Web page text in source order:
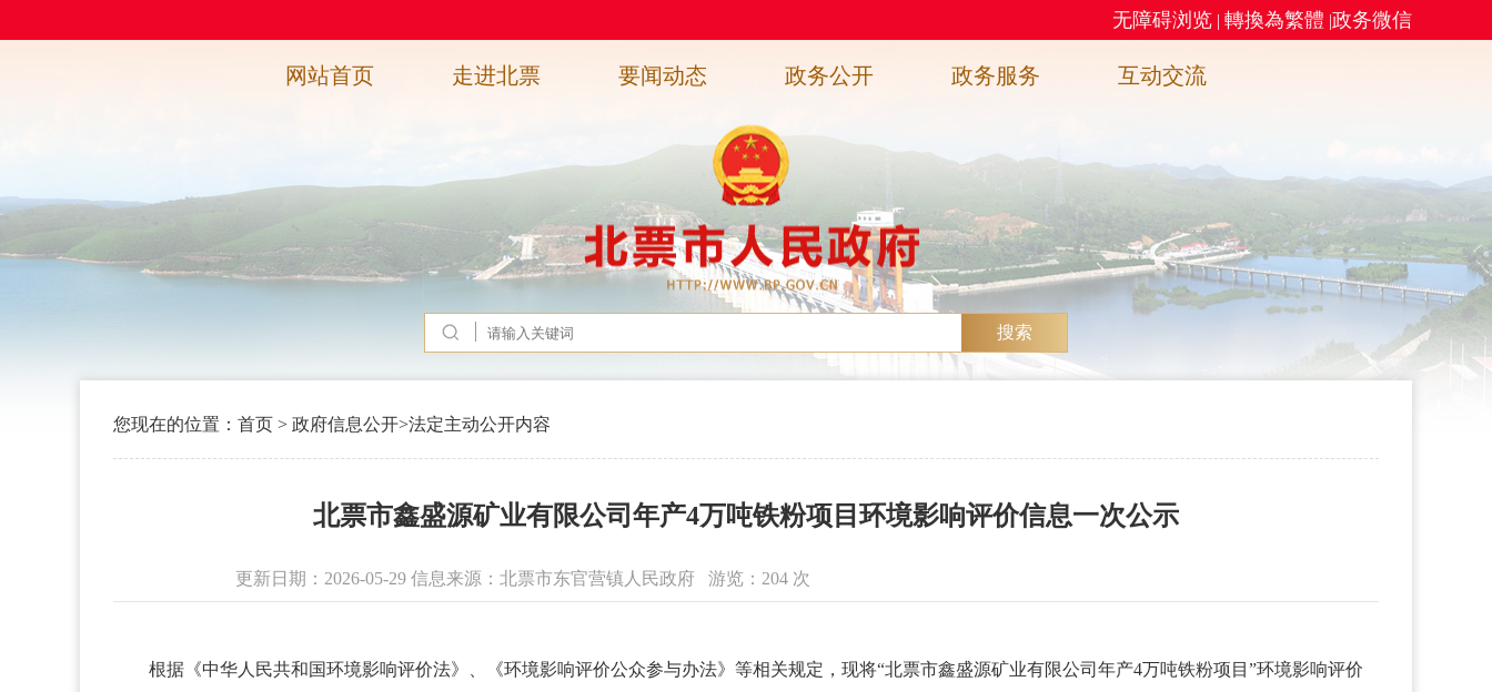
无障碍浏览 | 轉換為繁體 |政务微信
网站首页 走进北票 要闻动态 政务公开 政务服务 互动交流
搜索
您现在的位置： 首页 > 政府信息公开>法定主动公开内容
北票市鑫盛源矿业有限公司年产4万吨铁粉项目环境影响评价信息一次公示
更新日期：2026-05-29 信息来源：北票市东官营镇人民政府 游览： 204 次
根据《中华人民共和国环境影响评价法》、《环境影响评价公众参与办法》等相关规定，现将“北票市鑫盛源矿业有限公司年产4万吨铁粉项目”环境影响评价